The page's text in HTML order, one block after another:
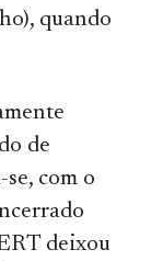
quando
de
com o
deixou